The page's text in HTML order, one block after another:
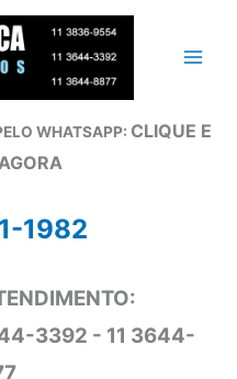
WHATSAPP: CLIQUE E
1982
3392 - 11 3644-